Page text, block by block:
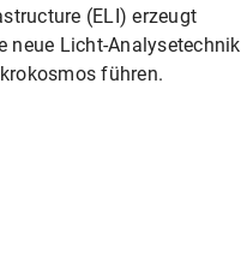
(ELI) erzeugt
neue Licht-Analysetechnik
führen.